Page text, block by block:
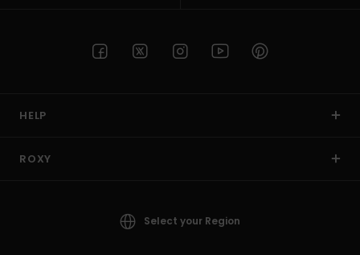
HELP
ROXY
Select your Region